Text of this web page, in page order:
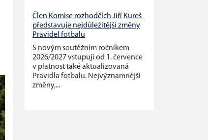
Člen Komise rozhodčích Jiří Kureš
představuje nejdůležitější změny
Pravidel fotbalu
S novým soutěžním ročníkem
2026/2027 vstupují od 1. července
v platnost také aktualizovaná
Pravidla fotbalu. Nejvýznamnější
změny,...